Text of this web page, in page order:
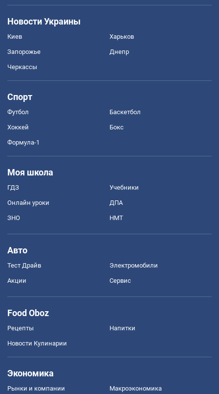
Новости Украины
Киев Харьков
Запорожье Днепр
Черкассы
Спорт
Футбол Баскетбол
Хоккей Бокс
Формула-1
Моя школа
ГДЗ Учебники
Онлайн уроки ДПА
ЗНО НМТ
Авто
Тест Драйв Электромобили
Акции Сервис
Food Oboz
Рецепты Напитки
Новости Кулинарии
Экономика
Рынки и компании Mакроэкономика